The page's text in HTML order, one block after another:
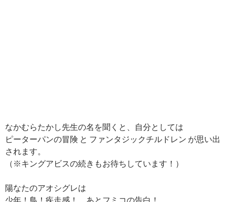
なかむらたかし先生の名を聞くと、自分としては
ピーターパンの冒険 と ファンタジックチルドレン が思い出
されます。
（※キングアビスの続きもお待ちしています！）
陽なたのアオシグレは
少年！鳥！疾走感！ あとフミコの告白！